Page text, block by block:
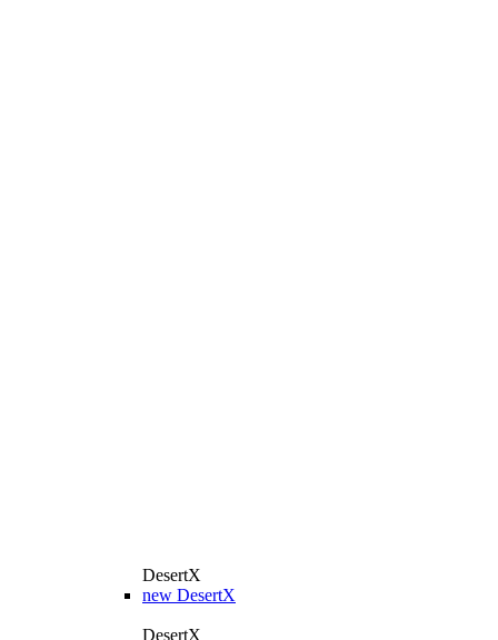
DesertX
new DesertX
DesertX